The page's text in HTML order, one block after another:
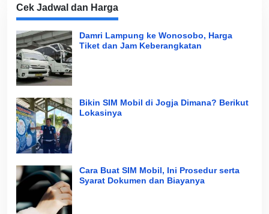
Cek Jadwal dan Harga
Damri Lampung ke Wonosobo, Harga
Tiket dan Jam Keberangkatan
Bikin SIM Mobil di Jogja Dimana? Berikut
Lokasinya
Cara Buat SIM Mobil, Ini Prosedur serta
Syarat Dokumen dan Biayanya